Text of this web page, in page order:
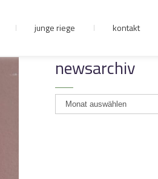
junge riege kontakt
newsarchiv
newsarchiv